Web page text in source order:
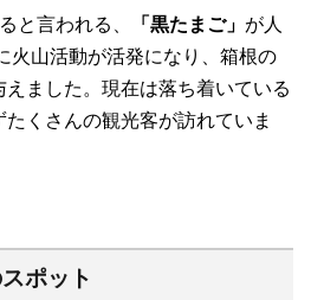
と言われる、 「黒たまご」 が人
火山活動が活発になり、箱根の
ました。現在は落ち着いている
くさんの観光客が訪れていま
ポット